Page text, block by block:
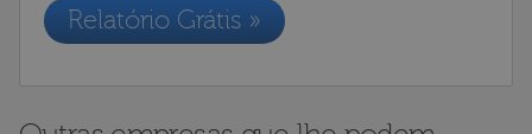
Relatório Grátis »